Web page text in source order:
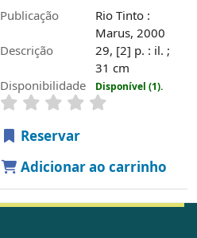
Publicação
Rio Tinto :
Marus, 2000
Descrição
29, [2] p. : il. ;
31 cm
Disponibilidade
Disponível (1).
Reservar
Adicionar ao carrinho